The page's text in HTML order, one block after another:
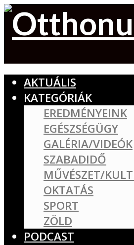
AKTUÁLIS
KATEGÓRIÁK
EREDMÉNYEINK
EGÉSZSÉGÜGY
GALÉRIA/VIDEÓK
SZABADIDŐ
MŰVÉSZET/
OKTATÁS
SPORT
ZÖLD
PODCAST